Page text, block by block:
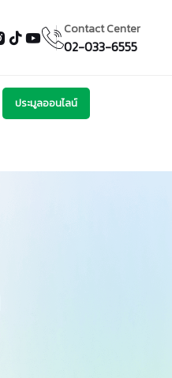
Contact Center
02-033-6555
ประมูลออนไลน์